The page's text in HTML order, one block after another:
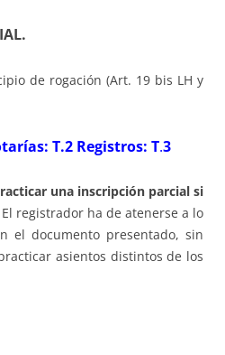
.
de rogación (Art. 19 bis LH y
T.2 Registros: T.3
una inscripción parcial si
El registrador ha de atenerse a lo
el documento presentado, sin
asientos distintos de los